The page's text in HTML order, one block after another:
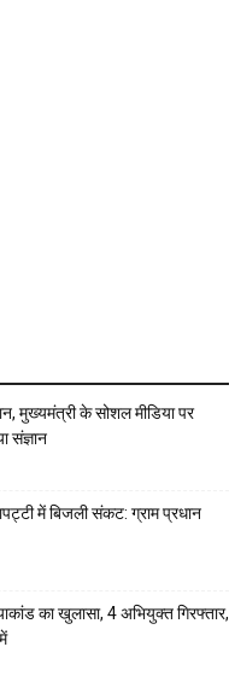
मुख्यमंत्री के सोशल मीडिया पर
संज्ञान
में बिजली संकट: ग्राम प्रधान
का खुलासा, 4 अभियुक्त गिरफ्तार,